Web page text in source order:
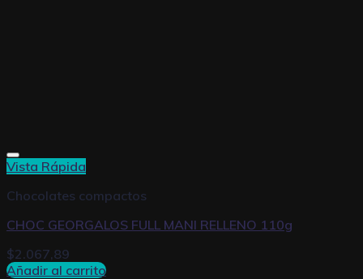
Vista Rápida
Chocolates compactos
CHOC GEORGALOS FULL MANI RELLENO 110g
$2.067,89
Añadir al carrito